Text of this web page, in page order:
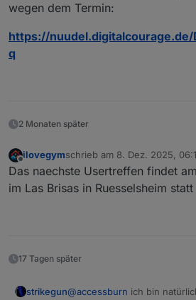
wegen dem Termin:
https://nuudel.digitalcourage.de/
q
2 Monaten später
ilovegymschrieb am 8. Dez. 2025,
zuletzt editiert von
Das naechste Usertreffen findet
im Las Brisas in Ruesselsheim
17 Tagen später
strikegun@accessburn ich bin